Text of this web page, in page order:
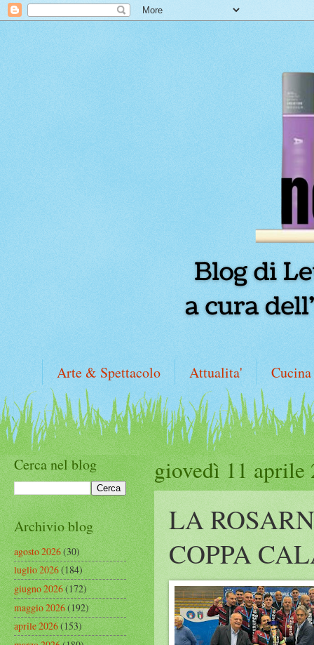
Arte & Spettacolo Attualita' Cucina
giovedì 11 aprile
LA
COPPA
Cerca nel blog
Archivio blog
agosto 2026(30)
luglio 2026(184)
giugno 2026(172)
maggio 2026(192)
aprile 2026(153)